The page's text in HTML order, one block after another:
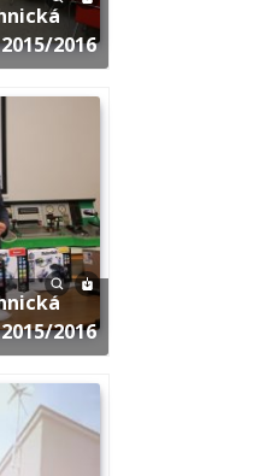
2016
2016